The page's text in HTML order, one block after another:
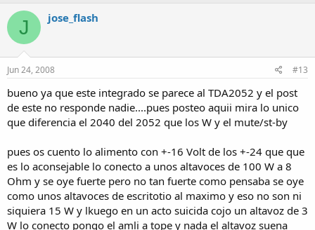
J jose_flash
Jun 24, 2008 #13
bueno ya que este integrado se parece al TDA2052 y el post
de este no responde nadie....pues posteo aquii mira lo unico
que diferencia el 2040 del 2052 que los W y el mute/st-by
pues os cuento lo alimento con +-16 Volt de los +-24 que que
es lo aconsejable lo conecto a unos altavoces de 100 W a 8
Ohm y se oye fuerte pero no tan fuerte como pensaba se oye
como unos altavoces de escritotio al maximo y eso no son ni
siquiera 15 W y lkuego en un acto suicida cojo un altavoz de 3
W lo conecto pongo el amli a tope y nada el altavoz suena